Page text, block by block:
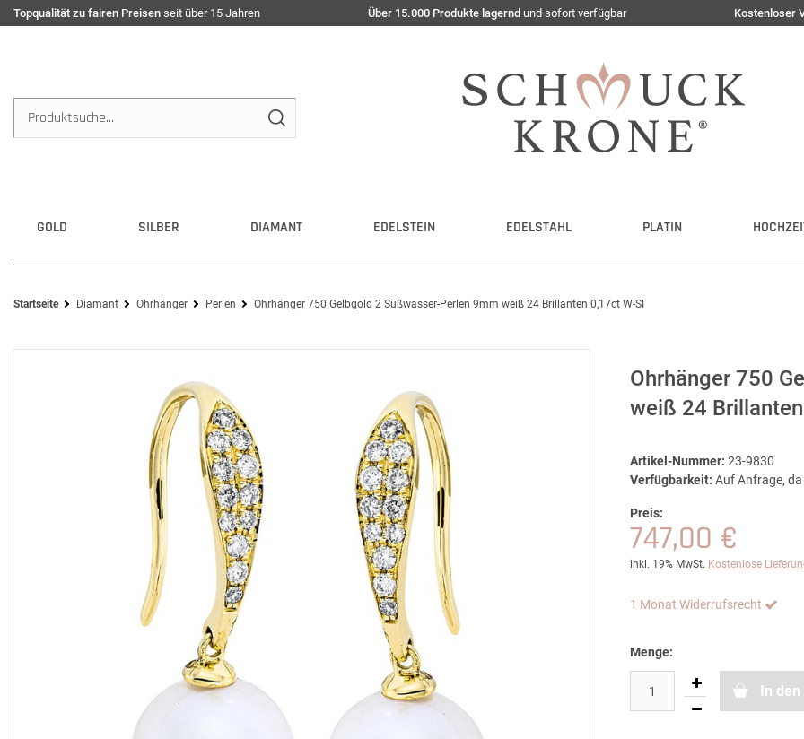
Topqualität zu fairen Preisen seit über 15 Jahren Über 15.000 Produkte lagernd und sofort verfügbar Kostenloser
GOLD SILBER DIAMANT EDELSTEIN EDELSTAHL PLATIN
Startseite Diamant Ohrhänger Perlen Ohrhänger 750 Gelbgold 2 Süßwasser-Perlen 9mm weiß 24 Brillanten 0,17ct W-SI
Ohrhänger 750
weiß 24
Artikel-Nummer: 23-9830
Verfügbarkeit: Auf Anfrage,
Preis:
747,00 €
inkl. 19% MwSt. Kostenlose
1 Monat Widerrufsrecht
Menge:
In